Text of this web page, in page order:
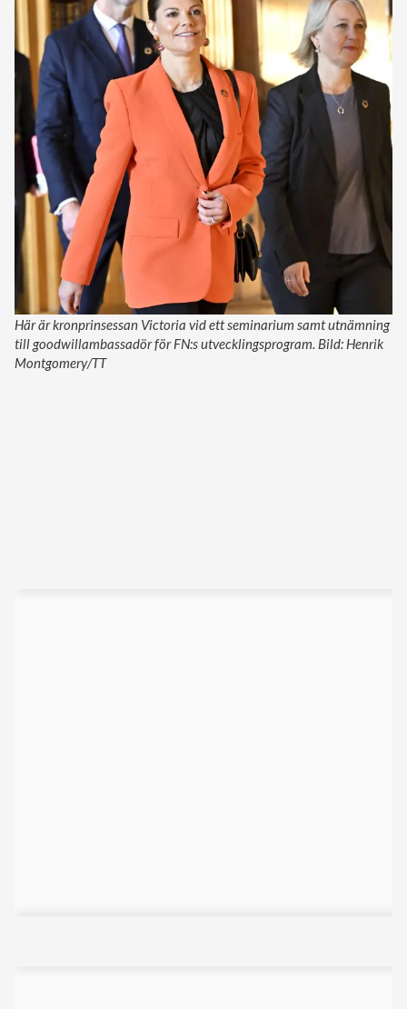
Här är kronprinsessan Victoria vid ett seminarium samt utnämning
till goodwillambassadör för FN:s utvecklingsprogram. Bild: Henrik
Montgomery/TT